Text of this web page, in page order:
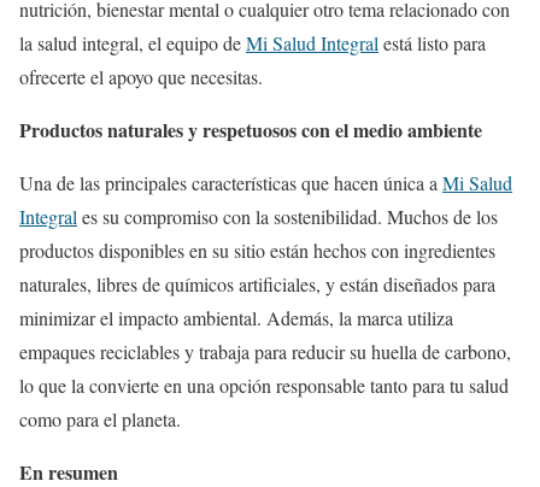
nutrición, bienestar mental o cualquier otro tema relacionado con
la salud integral, el equipo deMi Salud Integral está listo para
ofrecerte el apoyo que necesitas.
Productos naturales y respetuosos con el medio ambiente
Una de las principales características que hacen única a Mi Salud
Integral es su compromiso con la sostenibilidad. Muchos de los
productos disponibles en su sitio están hechos con ingredientes
naturales, libres de químicos artificiales, y están diseñados para
minimizar el impacto ambiental. Además, la marca utiliza
empaques reciclables y trabaja para reducir su huella de carbono,
lo que la convierte en una opción responsable tanto para tu salud
como para el planeta.
En resumen